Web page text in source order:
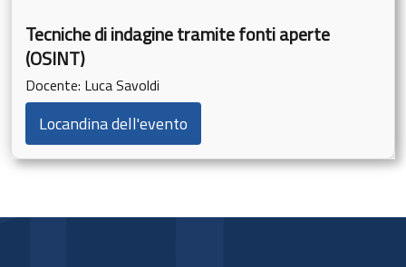
Tecniche di indagine tramite fonti aperte
(OSINT)
Docente: Luca Savoldi
Locandina dell'evento